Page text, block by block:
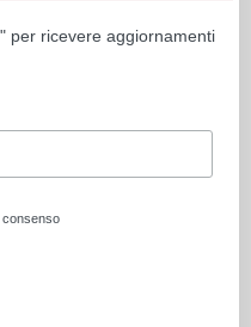
per ricevere aggiornamenti
consenso